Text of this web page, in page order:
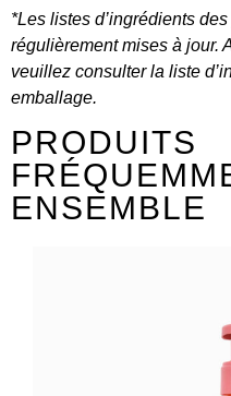
*Les listes d’ingrédients
régulièrement mises à jour.
veuillez consulter la liste
emballage.
PRODUITS
ENSEMBLE